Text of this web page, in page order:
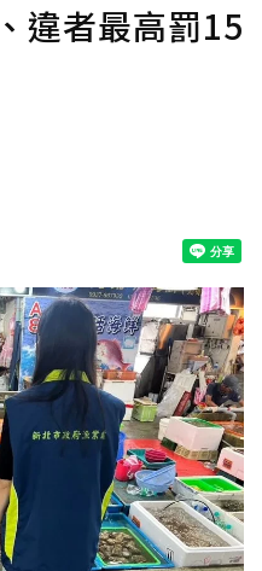
違者最高罰15